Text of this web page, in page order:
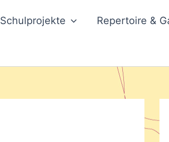
Schulprojekte Repertoire &